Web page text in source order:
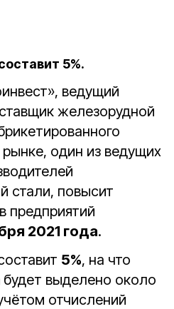
5%.
ведущий
железорудной
один из ведущих
стали, повысит
предприятий
2021 года.
5%, на что
будет выделено около
отчислений